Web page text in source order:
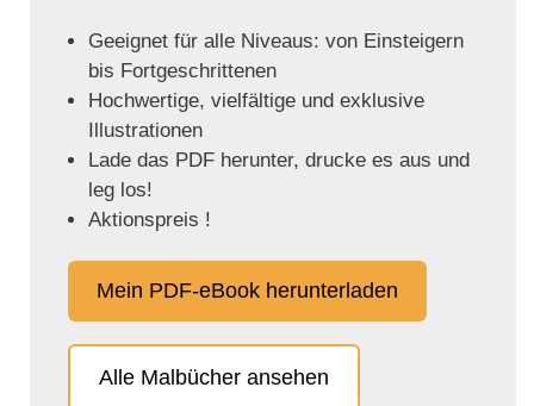
Geeignet für alle Niveaus: von Einsteigern
bis Fortgeschrittenen
Hochwertige, vielfältige und exklusive
Illustrationen
Lade das PDF herunter, drucke es aus und
leg los!
Aktionspreis !
Mein PDF-eBook herunterladen
Alle Malbücher ansehen